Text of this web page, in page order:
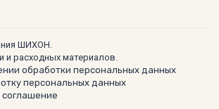
ШИХОН.
и расходных материалов.
обработки персональных данных
персональных данных
соглашение